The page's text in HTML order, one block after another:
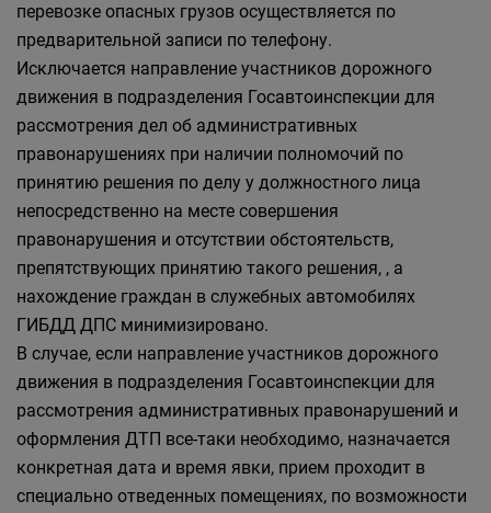
перевозке опасных грузов осуществляется по
предварительной записи по телефону.
Исключается направление участников дорожного
движения в подразделения Госавтоинспекции для
рассмотрения дел об административных
правонарушениях при наличии полномочий по
принятию решения по делу у должностного лица
непосредственно на месте совершения
правонарушения и отсутствии обстоятельств,
препятствующих принятию такого решения, , а
нахождение граждан в служебных автомобилях
ГИБДД ДПС минимизировано.
В случае, если направление участников дорожного
движения в подразделения Госавтоинспекции для
рассмотрения административных правонарушений и
оформления ДТП все-таки необходимо, назначается
конкретная дата и время явки, прием проходит в
специально отведенных помещениях, по возможности